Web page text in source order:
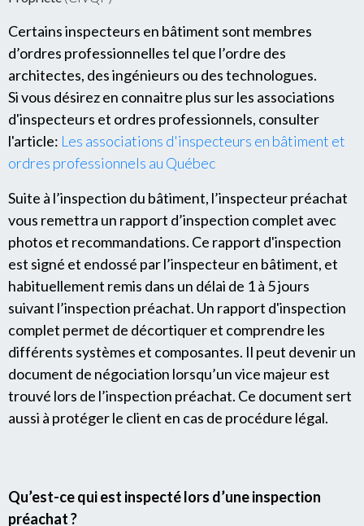
Certains inspecteurs en bâtiment sont membres
d’ordres professionnelles tel que l’ordre des
architectes, des ingénieurs ou des technologues.
Si vous désirez en connaitre plus sur les associations
d'inspecteurs et ordres professionnels, consulter
l'article: Les associations d'inspecteurs en bâtiment et
ordres professionnels au Québec
Suite à l’inspection du bâtiment, l’inspecteur préachat
vous remettra un rapport d’inspection complet avec
photos et recommandations. Ce rapport d'inspection
est signé et endossé par l’inspecteur en bâtiment, et
habituellement remis dans un délai de 1 à 5 jours
suivant l’inspection préachat. Un rapport d'inspection
complet permet de décortiquer et comprendre les
différents systèmes et composantes. Il peut devenir un
document de négociation lorsqu’un vice majeur est
trouvé lors de l’inspection préachat. Ce document sert
aussi à protéger le client en cas de procédure légal.
Qu’est-ce qui est inspecté lors d’une inspection
préachat ?